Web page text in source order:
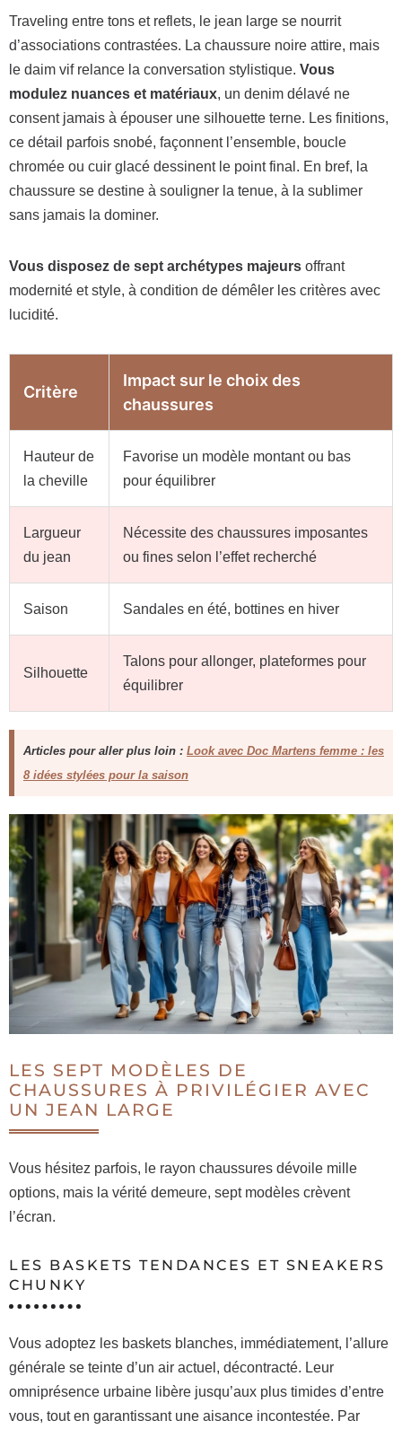
Traveling entre tons et reflets, le jean large se nourrit
d’associations contrastées. La chaussure noire attire, mais
le daim vif relance la conversation stylistique. Vous
modulez nuances et matériaux, un denim délavé ne
consent jamais à épouser une silhouette terne. Les finitions,
ce détail parfois snobé, façonnent l’ensemble, boucle
chromée ou cuir glacé dessinent le point final. En bref, la
chaussure se destine à souligner la tenue, à la sublimer
sans jamais la dominer.
Vous disposez de sept archétypes majeurs offrant
modernité et style, à condition de démêler les critères avec
lucidité.
Critère
Impact sur le choix des
chaussures
Hauteur de
la cheville
Favorise un modèle montant ou bas
pour équilibrer
Largueur
du jean
Nécessite des chaussures imposantes
ou fines selon l’effet recherché
Saison Sandales en été, bottines en hiver
Silhouette
Talons pour allonger, plateformes pour
équilibrer
Articles pour aller plus loin : Look avec Doc Martens femme : les
8 idées stylées pour la saison
LES SEPT MODÈLES DE
CHAUSSURES À PRIVILÉGIER AVEC
UN JEAN LARGE
Vous hésitez parfois, le rayon chaussures dévoile mille
options, mais la vérité demeure, sept modèles crèvent
l’écran.
LES BASKETS TENDANCES ET SNEAKERS
CHUNKY
Vous adoptez les baskets blanches, immédiatement, l’allure
générale se teinte d’un air actuel, décontracté. Leur
omniprésence urbaine libère jusqu’aux plus timides d’entre
vous, tout en garantissant une aisance incontestée. Par